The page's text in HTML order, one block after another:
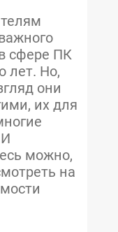
сфере ПК
лет. Но,
они
их для
можно,
на